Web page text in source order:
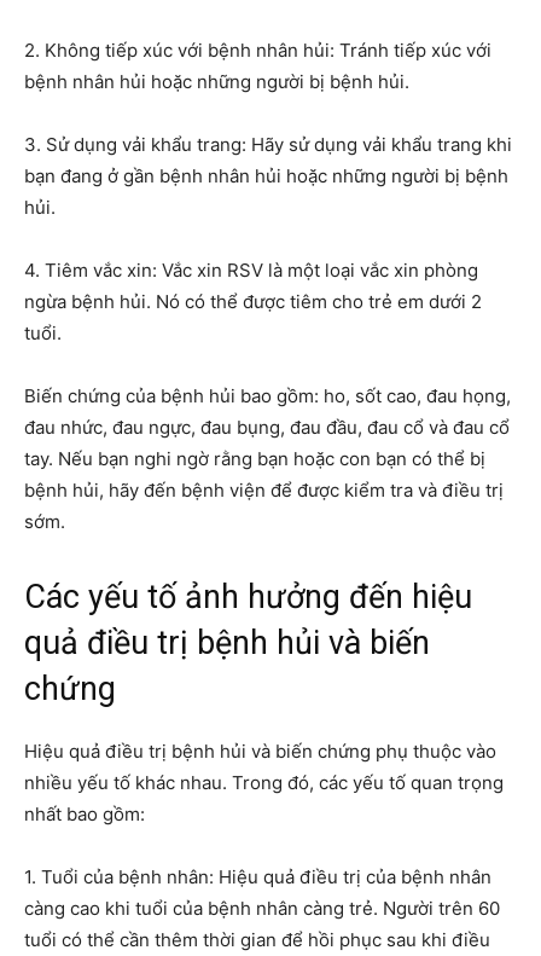
2. Không tiếp xúc với bệnh nhân hủi: Tránh tiếp xúc với
bệnh nhân hủi hoặc những người bị bệnh hủi.
3. Sử dụng vải khẩu trang: Hãy sử dụng vải khẩu trang khi
bạn đang ở gần bệnh nhân hủi hoặc những người bị bệnh
hủi.
4. Tiêm vắc xin: Vắc xin RSV là một loại vắc xin phòng
ngừa bệnh hủi. Nó có thể được tiêm cho trẻ em dưới 2
tuổi.
Biến chứng của bệnh hủi bao gồm: ho, sốt cao, đau họng,
đau nhức, đau ngực, đau bụng, đau đầu, đau cổ và đau cổ
tay. Nếu bạn nghi ngờ rằng bạn hoặc con bạn có thể bị
bệnh hủi, hãy đến bệnh viện để được kiểm tra và điều trị
sớm.
Các yếu tố ảnh hưởng đến hiệu
quả điều trị bệnh hủi và biến
chứng
Hiệu quả điều trị bệnh hủi và biến chứng phụ thuộc vào
nhiều yếu tố khác nhau. Trong đó, các yếu tố quan trọng
nhất bao gồm:
1. Tuổi của bệnh nhân: Hiệu quả điều trị của bệnh nhân
càng cao khi tuổi của bệnh nhân càng trẻ. Người trên 60
tuổi có thể cần thêm thời gian để hồi phục sau khi điều